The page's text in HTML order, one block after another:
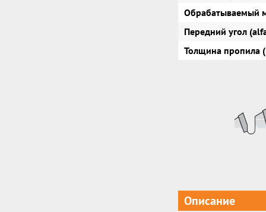
Обрабатываемый
Передний угол
Толщина пропила
Описание